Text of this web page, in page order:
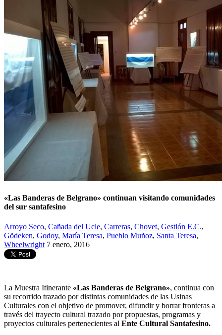
«Las Banderas de Belgrano» continuan visitando comunidades
del sur santafesino
Arroyo Seco, Cañada del Ucle, Carreras, Chovet, Gestión E.C.,
Gödeken, Godoy, María Teresa, Pueblo Muñoz, Santa Teresa,
Wheelwright 7 enero, 2016
La Muestra Itinerante «Las Banderas de Belgrano», continua con
su recorrido trazado por distintas comunidades de las Usinas
Culturales con el objetivo de promover, difundir y borrar fronteras a
través del trayecto cultural trazado por propuestas, programas y
proyectos culturales pertenecientes al Ente Cultural Santafesino.